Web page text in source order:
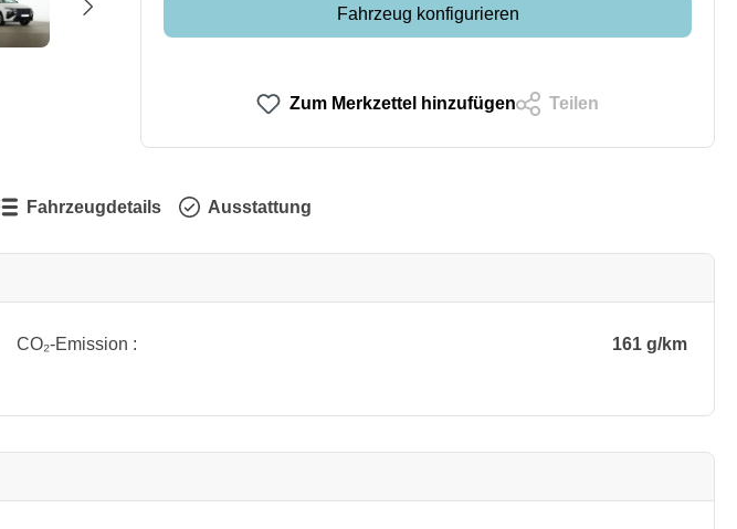
Fahrzeug konfigurieren
Zum Merkzettel hinzufügen Teilen
Fahrzeugdetails Ausstattung
CO₂-Emission :
161 g/km